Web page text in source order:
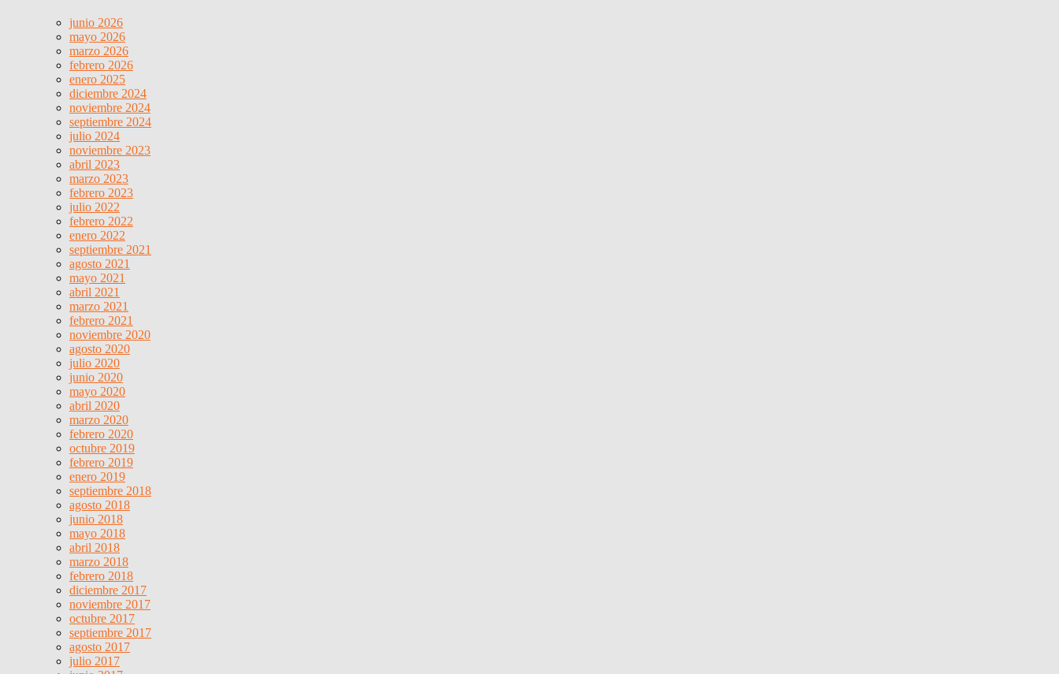
junio 2026
mayo 2026
marzo 2026
febrero 2026
enero 2025
diciembre 2024
noviembre 2024
septiembre 2024
julio 2024
noviembre 2023
abril 2023
marzo 2023
febrero 2023
julio 2022
febrero 2022
enero 2022
septiembre 2021
agosto 2021
mayo 2021
abril 2021
marzo 2021
febrero 2021
noviembre 2020
agosto 2020
julio 2020
junio 2020
mayo 2020
abril 2020
marzo 2020
febrero 2020
octubre 2019
febrero 2019
enero 2019
septiembre 2018
agosto 2018
junio 2018
mayo 2018
abril 2018
marzo 2018
febrero 2018
diciembre 2017
noviembre 2017
octubre 2017
septiembre 2017
agosto 2017
julio 2017